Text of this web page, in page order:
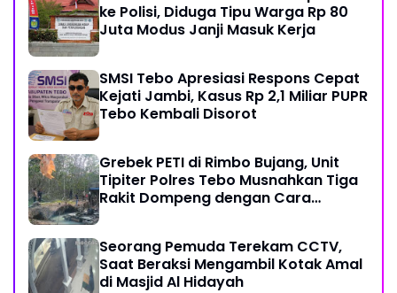
ke Polisi, Diduga Tipu Warga Rp 80
Juta Modus Janji Masuk Kerja
SMSI Tebo Apresiasi Respons Cepat
Kejati Jambi, Kasus Rp 2,1 Miliar PUPR
Tebo Kembali Disorot
Grebek PETI di Rimbo Bujang, Unit
Tipiter Polres Tebo Musnahkan Tiga
Rakit Dompeng dengan Cara
Seorang Pemuda Terekam CCTV,
Saat Beraksi Mengambil Kotak Amal
di Masjid Al Hidayah